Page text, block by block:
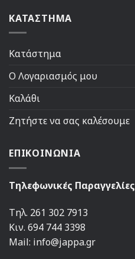
ΚΑΤΑΣΤΗΜΑ
Κατάστημα
Ο Λογαριασμός μου
Καλάθι
Ζητήστε να σας καλέσουμε
ΕΠΙΚΟΙΝΩΝΙΑ
Τηλεφωνικές Παραγγελίες
Τηλ. 261 302 7913
Κιν. 694 744 3398
Mail: info@jappa.gr